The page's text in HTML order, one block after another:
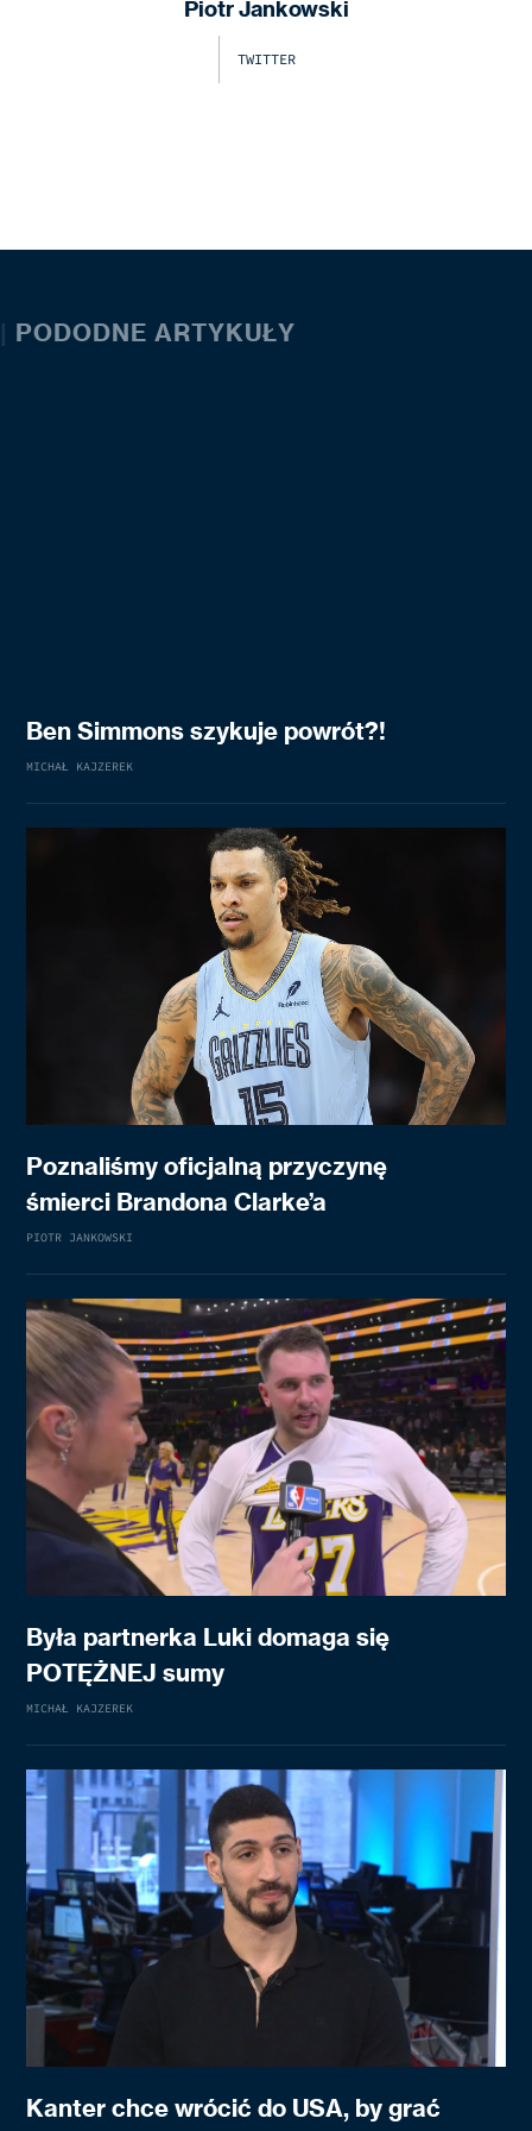
Piotr Jankowski
TWITTER
| PODODNE ARTYKUŁY
Ben Simmons szykuje powrót?!
MICHAŁ KAJZEREK
Poznaliśmy oficjalną przyczynę
śmierci Brandona Clarke’a
PIOTR JANKOWSKI
Była partnerka Luki domaga się
POTĘŻNEJ sumy
MICHAŁ KAJZEREK
Kanter chce wrócić do USA, by grać